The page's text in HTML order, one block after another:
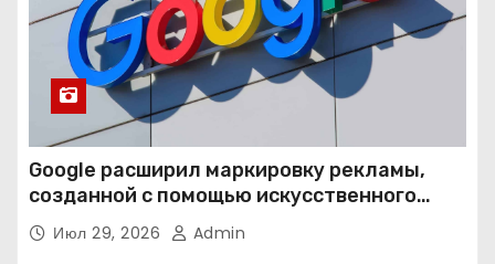
Google расширил маркировку рекламы,
созданной с помощью искусственного
интеллекта
Июл 29, 2026 Admin